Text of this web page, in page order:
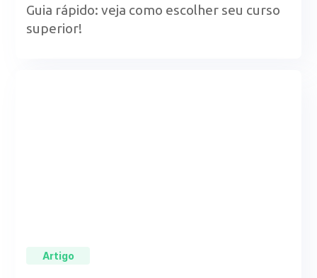
Guia rápido: veja como escolher seu curso
superior!
Artigo